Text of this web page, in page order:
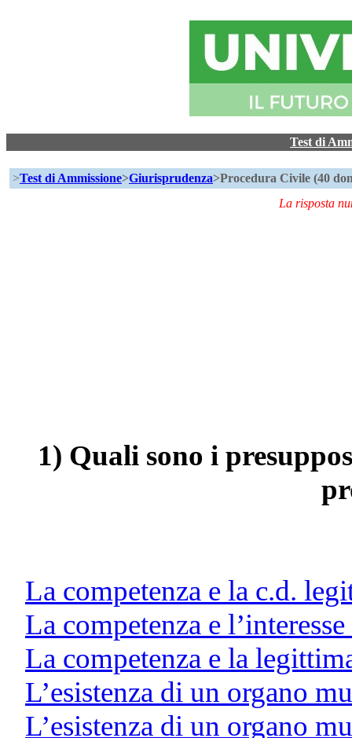
Test di
>Test di Ammissione>Giurisprudenza>Procedura Civile (40
La risposta
1) Quali sono i
La competenza e la c.d.
La competenza e
La competenza e la
L’esistenza di un organo
L’esistenza di un organo